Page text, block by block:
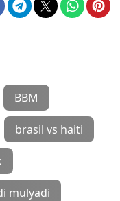
BBM
brasil vs haiti
mulyadi